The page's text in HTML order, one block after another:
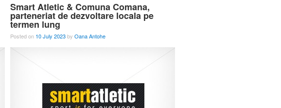
Smart Atletic & Comuna Comana,
parteneriat de dezvoltare locala pe
termen lung
Posted on 10 July 2023by Oana Antohe